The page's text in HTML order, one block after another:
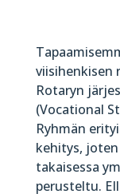
viisihenkisen
Rotaryn
(Vocational
Ryhmän
kehitys,
takaisessa
perusteltu.